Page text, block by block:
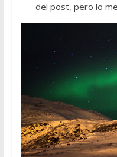
del post, pero lo